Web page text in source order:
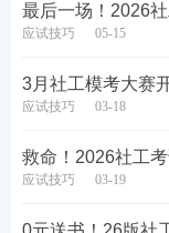
最后一场！2026
应试技巧 05-15
3月社工模考大赛
应试技巧 03-18
救命！2026社工
应试技巧 03-19